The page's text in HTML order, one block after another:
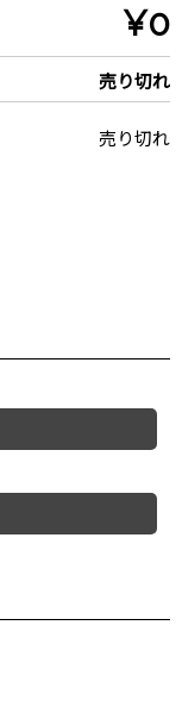
¥0
売り切れ
売り切れ